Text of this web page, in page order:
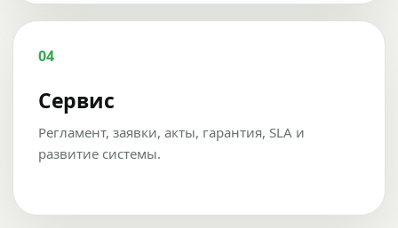
04
Сервис
Регламент, заявки, акты, гарантия, SLA и
развитие системы.